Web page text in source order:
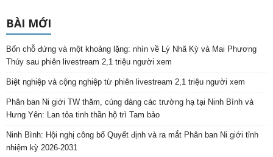
BÀI MỚI
Bốn chỗ đứng và một khoảng lặng: nhìn về Lý Nhã Kỳ và Mai Phương
Thúy sau phiên livestream 2,1 triệu người xem
Biệt nghiệp và cộng nghiệp từ phiên livestream 2,1 triệu người xem
Phân ban Ni giới TW thăm, cúng dàng các trường hạ tại Ninh Bình và
Hưng Yên: Lan tỏa tinh thần hộ trì Tam bảo
Ninh Bình: Hội nghị công bố Quyết định và ra mắt Phân ban Ni giới tỉnh
nhiệm kỳ 2026-2031